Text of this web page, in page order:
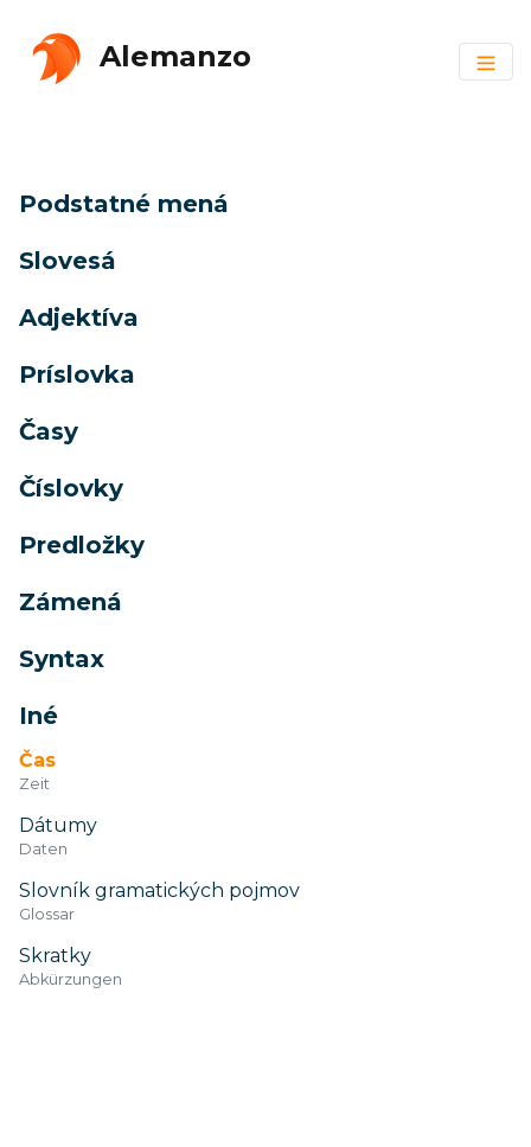
Alemanzo
Podstatné mená
Slovesá
Adjektíva
Príslovka
Časy
Číslovky
Predložky
Zámená
Syntax
Iné
Čas
Zeit
Dátumy
Daten
Slovník gramatických pojmov
Glossar
Skratky
Abkürzungen